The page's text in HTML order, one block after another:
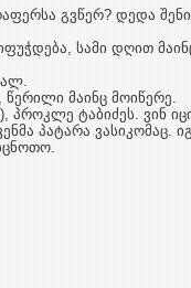
გვწერ? დედა
სამი დღით
წერილი მაინც მოიწერე.
პროკლე ტაბიძეს. ვინ
პატარა ვასიკომაც.